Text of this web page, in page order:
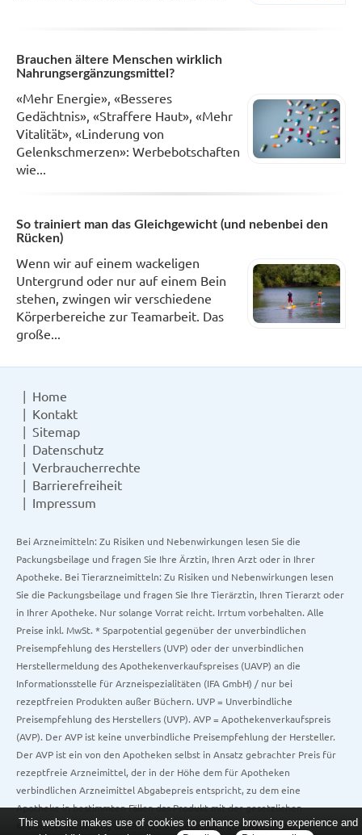
Brauchen ältere Menschen wirklich
Nahrungsergänzungsmittel?
«Mehr Energie», «Besseres
Gedächtnis», «Straffere Haut», «Mehr
Vitalität», «Linderung von
Gelenkschmerzen»: Werbebotschaften
wie...
So trainiert man das Gleichgewicht (und nebenbei den
Rücken)
Wenn wir auf einem wackeligen
Untergrund oder nur auf einem Bein
stehen, zwingen wir verschiedene
Körperbereiche zur Teamarbeit. Das
große...
Home
Kontakt
Sitemap
Datenschutz
Verbraucherrechte
Barrierefreiheit
Impressum
Bei Arzneimitteln: Zu Risiken und Nebenwirkungen lesen Sie die
Packungsbeilage und fragen Sie Ihre Ärztin, Ihren Arzt oder in Ihrer
Apotheke. Bei Tierarzneimitteln: Zu Risiken und Nebenwirkungen lesen
Sie die Packungsbeilage und fragen Sie Ihre Tierärztin, Ihren Tierarzt oder
in Ihrer Apotheke. Nur solange Vorrat reicht. Irrtum vorbehalten. Alle
Preise inkl. MwSt. * Sparpotential gegenüber der unverbindlichen
Preisempfehlung des Herstellers (UVP) oder der unverbindlichen
Herstellermeldung des Apothekenverkaufspreises (UAVP) an die
Informationsstelle für Arzneispezialitäten (IFA GmbH) / nur bei
rezeptfreien Produkten außer Büchern. UVP = Unverbindliche
Preisempfehlung des Herstellers (UVP). AVP = Apothekenverkaufspreis
(AVP). Der AVP ist keine unverbindliche Preisempfehlung der Hersteller.
Der AVP ist ein von den Apotheken selbst in Ansatz gebrachter Preis für
rezeptfreie Arzneimittel, der in der Höhe dem für Apotheken
verbindlichen Arzneimittel Abgabepreis entspricht, zu dem eine
Apotheke in bestimmten Fällen das Produkt mit der gesetzlichen
Krankenversicherung abrechnet. Im Gegensatz zum AVP ist die
This website makes use of cookies to enhance browsing experience and